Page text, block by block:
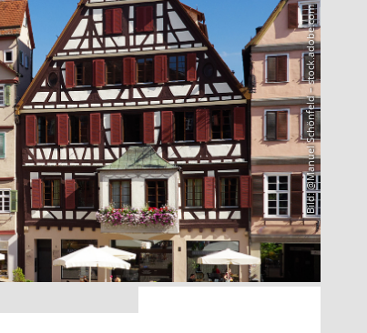
Bild: @Manuel Schönfeld – stock.adobe.com